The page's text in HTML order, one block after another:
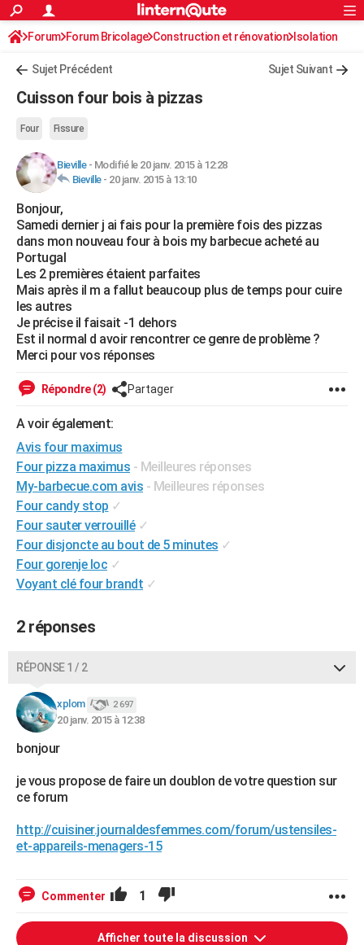
ACTUALITÉS
Politique
Société
Faits Divers
Education
Monde
Villes
+
AUTO
Essais
Réserver un essai
Citadines
Berlines
SUV
Forum auto
+HIGH-TECH
Mobiles
Meilleur smartphone
Internet
Ordinateurs
Jeux vidéo
Guide high-tech
+BRICOLAGE
Forum
Aménagement intérieur
Extérieur
Cuisine
Salle de bains
Jardinage
Rangement
WEEK-END
Guides de France
Escapades
Patrimoine
Expositions
Musées
Week-end nature
+LIFESTYLE
Art de vivre
Bien-être
Loisirs
Mode
Modes de vie
SANTE
Alimentation
Guide de la santé
Maladies
Médicaments
Sommeil
VOYAGE
Destinations
City break
Voyage nature
Voyage de noces
Forum
Climat
PHOTO
GUIDES D'ACHAT
BONS PLANS
CARTE DE VOEUX
Carte de Noël
Carte Bonne année
Carte Saint-Valentin
Carte Pâques
Carte d'anniversaire
DICTIONNAIRE
Dictionnaire
Biographies
Citations
Expressions
Proverbes
PROGRAMME TV
COPAINS D'AVANT
Rechercher
S'inscrire
Connexion
Forum Forum Bricolage Construction et rénovation Isolation
Sujet Précédent Sujet Suivant
Cuisson four bois à pizzas
Four Fissure
Bieville- Modifié le 20 janv. 2015 à 12:28
Bieville- 20 janv. 2015 à 13:10
Bonjour,
Samedi dernier j ai fais pour la première fois des pizzas
dans mon nouveau four à bois my barbecue acheté au
Portugal
Les 2 premières étaient parfaites
Mais après il m a fallut beaucoup plus de temps pour cuire
les autres
Je précise il faisait -1 dehors
Est il normal d avoir rencontrer ce genre de problème ?
Merci pour vos réponses
Répondre (2) Partager
A voir également:
Avis four maximus
Four pizza maximus - Meilleures réponses
My-barbecue.com avis - Meilleures réponses
Four candy stop ✓
Four sauter verrouillé ✓
Four disjoncte au bout de 5 minutes ✓
Four gorenje loc ✓
Voyant clé four brandt ✓
2 réponses
RÉPONSE 1 / 2
xplom 2 697
20 janv. 2015 à 12:38
bonjour
je vous propose de faire un doublon de votre question sur
ce forum
http://cuisiner.journaldesfemmes.com/forum/ustensiles-
et-appareils-menagers-15
Commenter 1
Afficher toute la discussion